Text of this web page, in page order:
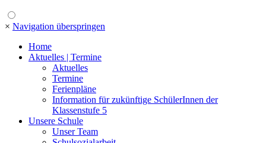
× Navigation überspringen
Home
Aktuelles | Termine
Aktuelles
Termine
Ferienpläne
Information für zukünftige SchülerInnen der
Klassenstufe 5
Unsere Schule
Unser Team